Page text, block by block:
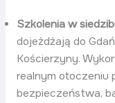
Szkolenia w
dojeżdżają do
Kościerzyny.
realnym otoczeniu
bezpieczeństwa,